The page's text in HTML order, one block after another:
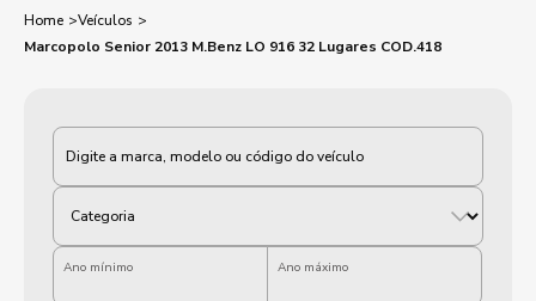
Home
Veículos
Marcopolo Senior 2013 M.Benz LO 916 32 Lugares COD.418
Categoria
Ano mínimo Ano máximo